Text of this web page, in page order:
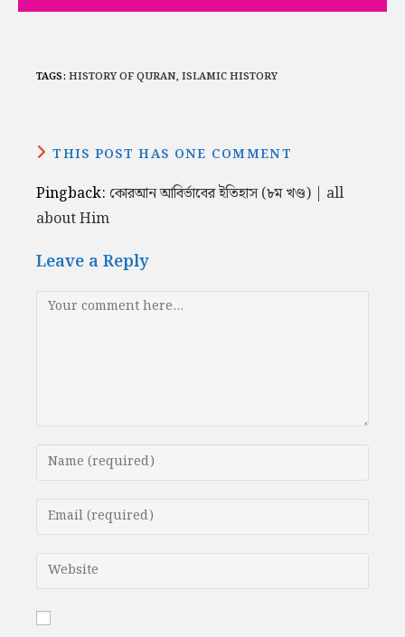
TAGS: HISTORY OF QURAN, ISLAMIC HISTORY
THIS POST HAS ONE COMMENT
Pingback: কোরআন আবির্ভাবের ইতিহাস (৮ম খণ্ড) | all
about Him
Leave a Reply
Comment
Enter
your
name
or
comment
Enter
your
email
address
comment
Enter
your
website
URL